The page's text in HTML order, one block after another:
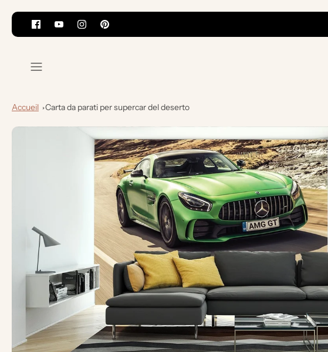
Accueil Carta da parati per supercar del deserto